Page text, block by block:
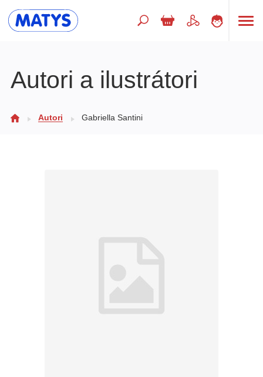
Doplnkový sortiment
Všetky kategórie
Autori a ilustrátori
Autori Gabriella Santini